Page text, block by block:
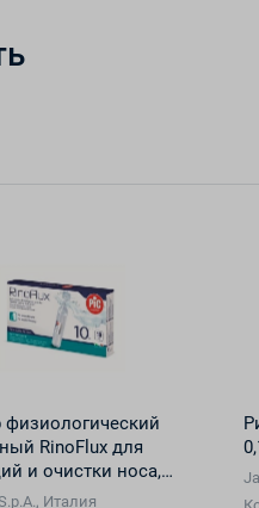
физиологический
RinoFlux для
и очистки носа,
10,0 мл №10
Италия